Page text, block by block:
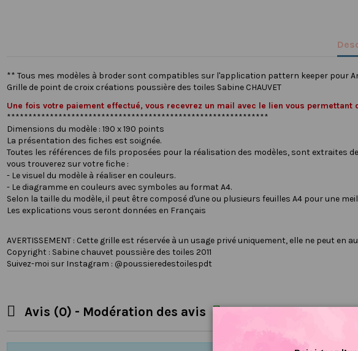
** Tous mes modèles à broder sont compatibles sur l'application pattern keeper pour
Grille de point de croix créations poussière des toiles Sabine CHAUVET
Une fois votre paiement effectué, vous recevrez un mail avec le lien vous
*************************************************************
Dimensions du modèle : 190 x 190 points
La présentation des fiches est soignée.
Toutes les références de fils proposées pour la réalisation des modèles, sont extraites
vous trouverez sur votre fiche :
- Le visuel du modèle à réaliser en couleurs.
- Le diagramme en couleurs avec symboles au format A4.
Selon la taille du modèle, il peut être composé d'une ou plusieurs feuilles A4 pour une
Les explications vous seront données en Français
AVERTISSEMENT : Cette grille est réservée à un usage privé uniquement, elle ne peut
Copyright : Sabine chauvet poussière des toiles 2011
Suivez-moi sur Instagram : @poussieredestoilespdt
 Avis (0) - Modération des avis 